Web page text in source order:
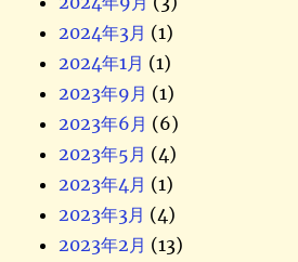
2024年3月 (1)
2024年1月 (1)
2023年9月 (1)
2023年6月 (6)
2023年5月 (4)
2023年4月 (1)
2023年3月 (4)
2023年2月 (13)